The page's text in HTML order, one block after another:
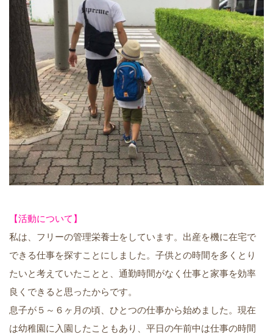
【活動について】
私は、フリーの管理栄養士をしています。出産を機に在宅で
できる仕事を探すことにしました。子供との時間を多くとり
たいと考えていたことと、通勤時間がなく仕事と家事を効率
良くできると思ったからです。
息子が５～６ヶ月の頃、ひとつの仕事から始めました。現在
は幼稚園に入園したこともあり、平日の午前中は仕事の時間